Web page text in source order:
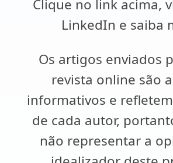
Clique no link acima,
LinkedIn e saiba
Os artigos enviados
revista online são
informativos e
de cada autor,
não representar a